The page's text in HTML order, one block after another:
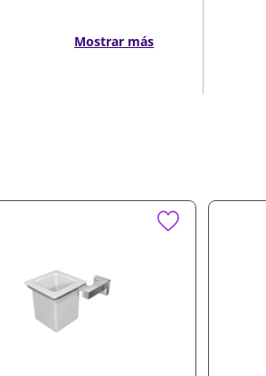
Comprálo ahora con
Mostrar más